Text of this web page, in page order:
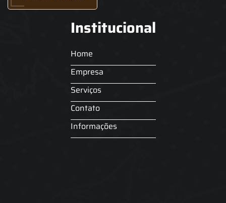
Institucional
Home
Empresa
Serviços
Contato
Informações